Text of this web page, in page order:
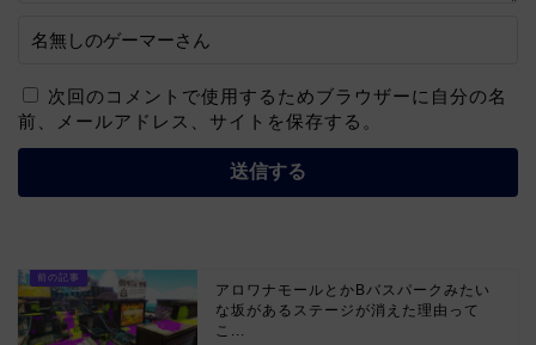
次回のコメントで使用するためブラウザーに自分の名
前、メールアドレス、サイトを保存する。
アロワナモールとかBバスパークみたい
な坂があるステージが消えた理由って
こ...